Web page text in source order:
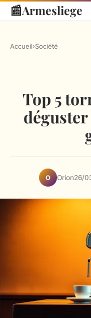
📰Armesliege
Accueil›Société
Top 5
O Orion26/